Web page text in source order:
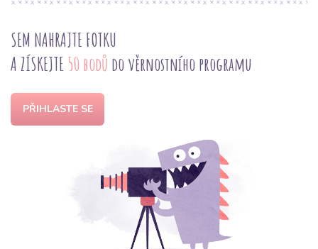
SEM NAHRAJTE FOTKU
A ZÍSKEJTE 50 bodů do věrnostního programu
PŘIHLASTE SE